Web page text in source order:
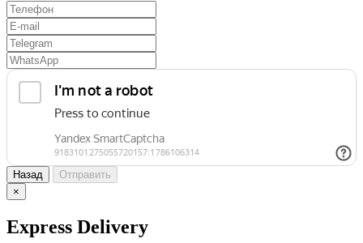
Назад
Отправить
×
Express Delivery